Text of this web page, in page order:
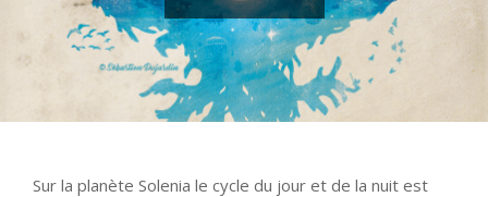
Sur la planète Solenia le cycle du jour et de la nuit est